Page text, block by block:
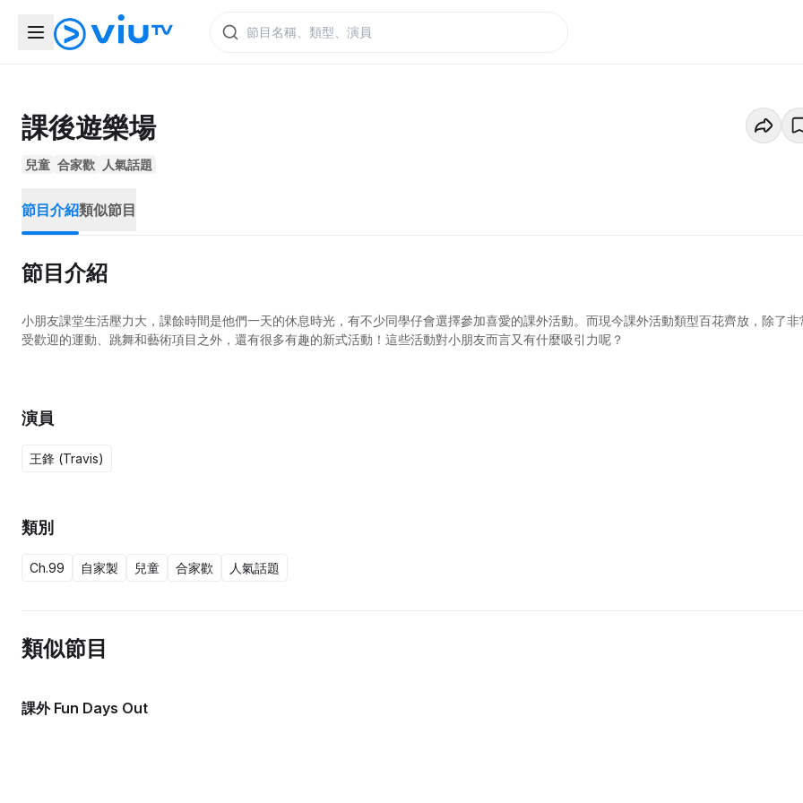
課後遊樂場
兒童 合家歡 人氣話題
節目介紹類似節目
節目介紹
小朋友課堂生活壓力大，課餘時間是他們一天的休息時光，有不少同學仔會選擇參加喜愛的課外活動。而現今課外活動類型百花齊放，除了非
受歡迎的運動、跳舞和藝術項目之外，還有很多有趣的新式活動！這些活動對小朋友而言又有什麼吸引力呢？
演員
王鋒 (Travis)
類別
Ch.99 自家製 兒童 合家歡 人氣話題
類似節目
課外 Fun Days Out